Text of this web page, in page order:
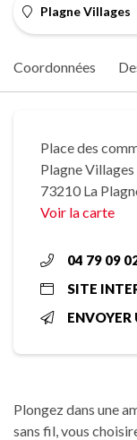
Plagne Villages
Coordonnées
Place des
Plagne Villages
73210 La
Voir la carte
04 79 09
SITE
ENVOYER
Plongez dans une
sans fil, vous